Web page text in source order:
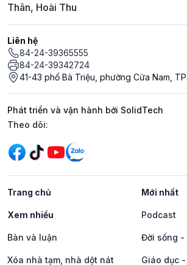
Thân, Hoài Thu
Liên hệ
84-24-39365555
84-24-39342724
41-43 phố Bà Triệu, phường Cửa Nam,
Phát triển và vận hành bởi SolidTech
Mạng xã hội
Theo dõi:
Trang chủ Mới nhất
Xem nhiều Podcast
Bàn và luận Đời sống -
Xóa nhà tạm, nhà dột nát Giáo dục